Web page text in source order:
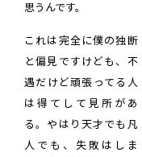
思うんです。
これは完全に僕の独断
と偏見ですけども、不
遇だけど頑張ってる人
は得てして見所があ
る。やはり天才でも凡
人でも、失敗はしま